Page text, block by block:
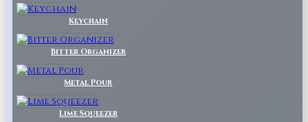
Keychain
Bitter Organizer
Metal Pour
Lime Squeezer